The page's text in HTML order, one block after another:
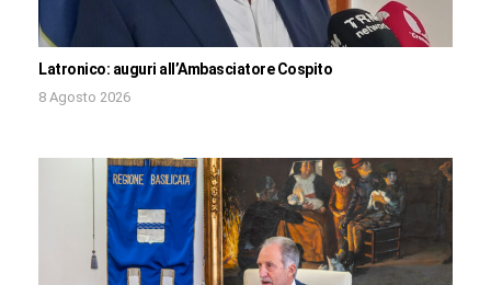
Latronico: auguri all’Ambasciatore Cospito
8 Agosto 2026